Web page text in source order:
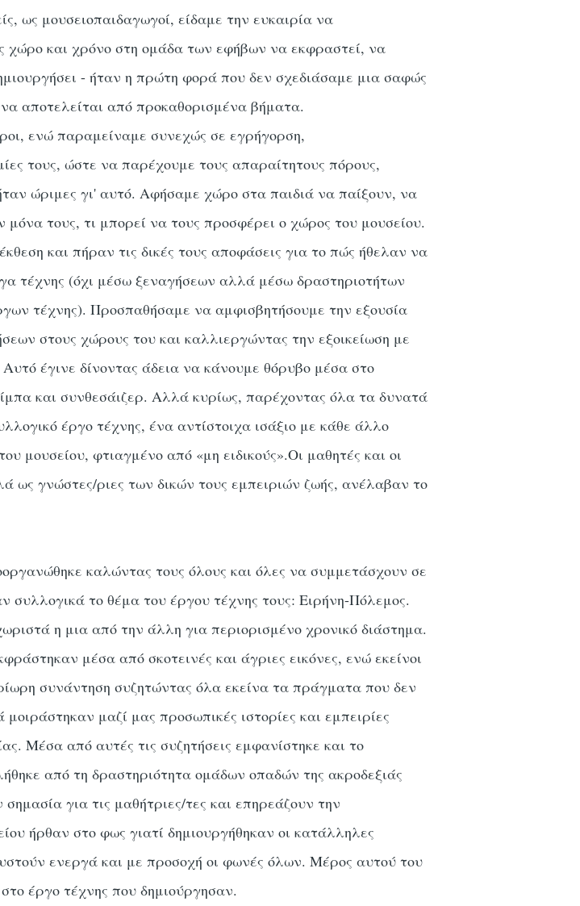
ως μουσειοπαιδαγωγοί, είδαμε την ευκαιρία να
χώρο και χρόνο στη ομάδα των εφήβων να εκφραστεί, να
- ήταν η πρώτη φορά που δεν σχεδιάσαμε μια σαφώς
αποτελείται από προκαθορισμένα βήματα.
ενώ παραμείναμε συνεχώς σε εγρήγορση,
τους, ώστε να παρέχουμε τους απαραίτητους πόρους,
ώριμες γι' αυτό. Αφήσαμε χώρο στα παιδιά να παίξουν, να
τους, τι μπορεί να τους προσφέρει ο χώρος του μουσείου.
και πήραν τις δικές τους αποφάσεις για το πώς ήθελαν να
τέχνης (όχι μέσω ξεναγήσεων αλλά μέσω δραστηριοτήτων
τέχνης). Προσπαθήσαμε να αμφισβητήσουμε την εξουσία
στους χώρους του και καλλιεργώντας την εξοικείωση με
έγινε δίνοντας άδεια να κάνουμε θόρυβο μέσα στο
και συνθεσάιζερ. Αλλά κυρίως, παρέχοντας όλα τα δυνατά
έργο τέχνης, ένα αντίστοιχα ισάξιο με κάθε άλλο
μουσείου, φτιαγμένο από «μη ειδικούς».Οι μαθητές και οι
ως γνώστες/ριες των δικών τους εμπειριών ζωής, ανέλαβαν το
καλώντας τους όλους και όλες να συμμετάσχουν σε
συλλογικά το θέμα του έργου τέχνης τους: Ειρήνη-Πόλεμος.
η μια από την άλλη για περιορισμένο χρονικό διάστημα.
μέσα από σκοτεινές και άγριες εικόνες, ενώ εκείνοι
συνάντηση συζητώντας όλα εκείνα τα πράγματα που δεν
μαζί μας προσωπικές ιστορίες και εμπειρίες
Μέσα από αυτές τις συζητήσεις εμφανίστηκε και το
από τη δραστηριότητα ομάδων οπαδών της ακροδεξιάς
για τις μαθήτριες/τες και επηρεάζουν την
ήρθαν στο φως γιατί δημιουργήθηκαν οι κατάλληλες
ενεργά και με προσοχή οι φωνές όλων. Μέρος αυτού του
έργο τέχνης που δημιούργησαν.